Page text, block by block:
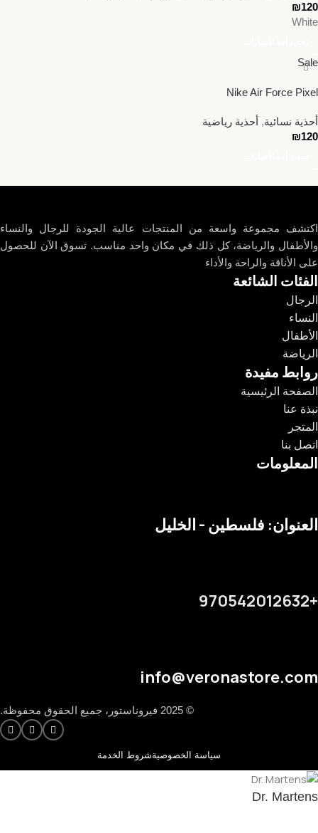
₪120
White
Sale
Nike Air Force Pixel
أحذية نسائية, أحذية رياضية
₪120
اكتشف مجموعة واسعة من المنتجات عالية الجودة للرجال والنساء
والأطفال والرياضة، كل ذلك في مكان واحد مناسب. تسوق الآن للحصول
على الأناقة والراحة والأداء
الفئات الشائعة
الرجال
النساء
الأطفال
الرياضة
روابط مفيدة
الصفحة الرئيسية
نبذة عنا
المتجر
اتصل بنا
المعلومات
العنوان: فلسطين - الخليل
+970542012632
info@veronastore.com
© 2025 فيروناستور، جميع الحقوق محفوظة.
سياسة الخصوصيةشروط الخدمة
Dr. Martens